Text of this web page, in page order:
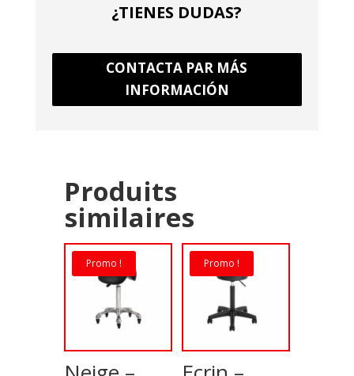
¿TIENES DUDAS?
CONTACTA PAR MÁS
INFORMACIÓN
Produits
similaires
Promo ! Promo !